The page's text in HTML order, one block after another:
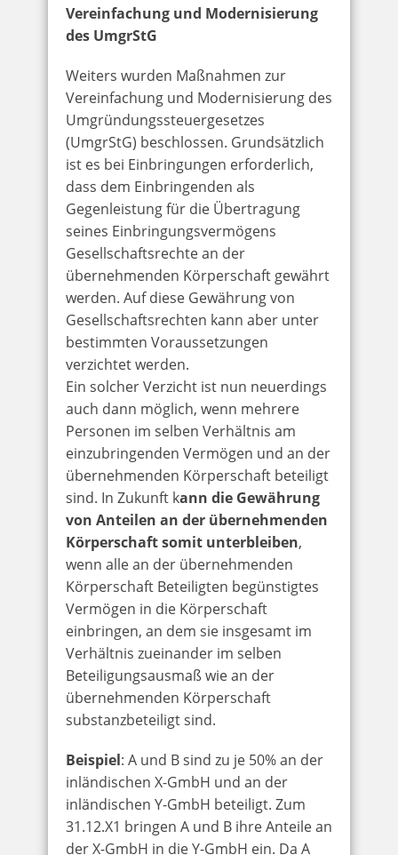
Vereinfachung und Modernisierung
des UmgrStG
Weiters wurden Maßnahmen zur
Vereinfachung und Modernisierung des
Umgründungssteuergesetzes
(UmgrStG) beschlossen. Grundsätzlich
ist es bei Einbringungen erforderlich,
dass dem Einbringenden als
Gegenleistung für die Übertragung
seines Einbringungsvermögens
Gesellschaftsrechte an der
übernehmenden Körperschaft gewährt
werden. Auf diese Gewährung von
Gesellschaftsrechten kann aber unter
bestimmten Voraussetzungen
verzichtet werden.
Ein solcher Verzicht ist nun neuerdings
auch dann möglich, wenn mehrere
Personen im selben Verhältnis am
einzubringenden Vermögen und an der
übernehmenden Körperschaft beteiligt
sind. In Zukunft kann die Gewährung
von Anteilen an der übernehmenden
Körperschaft somit unterbleiben,
wenn alle an der übernehmenden
Körperschaft Beteiligten begünstigtes
Vermögen in die Körperschaft
einbringen, an dem sie insgesamt im
Verhältnis zueinander im selben
Beteiligungsausmaß wie an der
übernehmenden Körperschaft
substanzbeteiligt sind.
Beispiel: A und B sind zu je 50% an der
inländischen X-GmbH und an der
inländischen Y-GmbH beteiligt. Zum
31.12.X1 bringen A und B ihre Anteile an
der X-GmbH in die Y-GmbH ein. Da A